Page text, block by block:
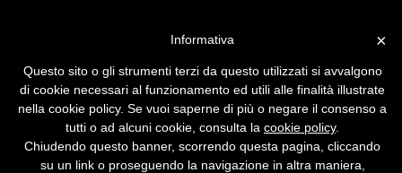
mondo
Nel corso del 2003 lo standard ha inoltre
rappresentato un business da 277 miliardi di
dollari di fatturato.
×
Informativa
Questo sito o gli strumenti terzi da questo utilizzati si avvalgono
di cookie necessari al funzionamento ed utili alle finalità illustrate
nella cookie policy. Se vuoi saperne di più o negare il consenso a
tutti o ad alcuni cookie, consulta la cookie policy.
Chiudendo questo banner, scorrendo questa pagina, cliccando
su un link o proseguendo la navigazione in altra maniera,